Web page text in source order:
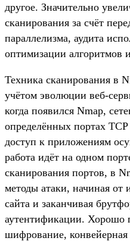
другое. Значительно
сканирования за счёт
параллелизма, аудита
оптимизации алгоритмов
Техника сканирования в
учётом эволюции веб-
когда появился Nmap,
определённых портах
доступ к приложениям
работа идёт на одном
сканирования портов, в
методы атаки, начиная от
сайта и заканчивая
аутентификации. Хорошо
шифрование, конвейерная